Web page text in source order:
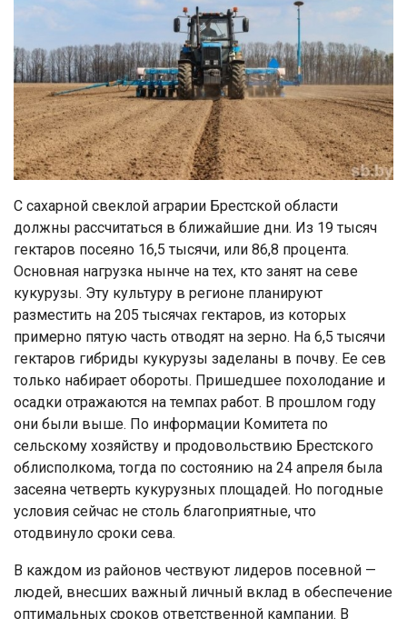
С сахарной свеклой аграрии Брестской области
должны рассчитаться в ближайшие дни. Из 19 тысяч
гектаров посеяно 16,5 тысячи, или 86,8 процента.
Основная нагрузка нынче на тех, кто занят на севе
кукурузы. Эту культуру в регионе планируют
разместить на 205 тысячах гектаров, из которых
примерно пятую часть отводят на зерно. На 6,5 тысячи
гектаров гибриды кукурузы заделаны в почву. Ее сев
только набирает обороты. Пришедшее похолодание и
осадки отражаются на темпах работ. В прошлом году
они были выше. По информации Комитета по
сельскому хозяйству и продовольствию Брестского
облисполкома, тогда по состоянию на 24 апреля была
засеяна четверть кукурузных площадей. Но погодные
условия сейчас не столь благоприятные, что
отодвинуло сроки сева.
В каждом из районов чествуют лидеров посевной —
людей, внесших важный личный вклад в обеспечение
оптимальных сроков ответственной кампании. В